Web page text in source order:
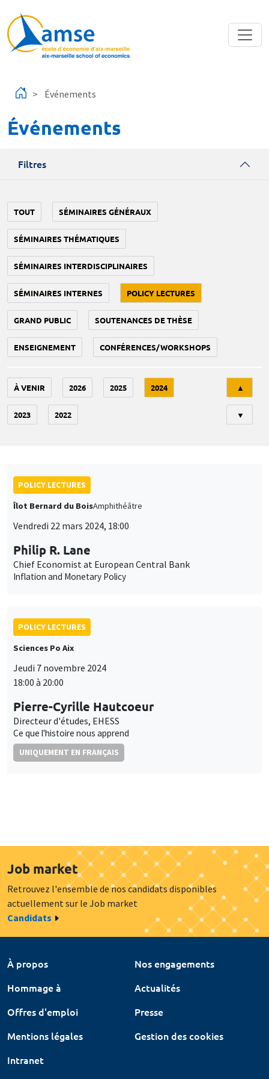
Événements
Événements
Filtres
TOUT SÉMINAIRES GÉNÉRAUX
SÉMINAIRES THÉMATIQUES
SÉMINAIRES INTERDISCIPLINAIRES
SÉMINAIRES INTERNES POLICY LECTURES
GRAND PUBLIC SOUTENANCES DE THÈSE
ENSEIGNEMENT CONFÉRENCES/WORKSHOPS
À VENIR 2026 2025 2024
2023 2022
▲
▼
POLICY LECTURES
Îlot Bernard du BoisAmphithéâtre
Vendredi 22 mars 2024, 18:00
Philip R. Lane
Chief Economist at European Central Bank
Inflation and Monetary Policy
POLICY LECTURES
Sciences Po Aix
Jeudi 7 novembre 2024
18:00 à 20:00
Pierre-Cyrille Hautcoeur
Directeur d'études, EHESS
Ce que l'histoire nous apprend
UNIQUEMENT EN FRANÇAIS
Job market
Retrouvez l'ensemble de nos candidats disponibles
actuellement sur le Job market
Candidats
À propos
Nos engagements
Hommage à
Actualités
Offres d'emploi
Presse
Mentions légales
Gestion des cookies
Intranet